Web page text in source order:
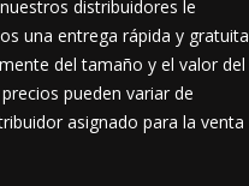
distribuidores le
una entrega rápida y gratuita
del tamaño y el valor del
pueden variar de
asignado para la venta